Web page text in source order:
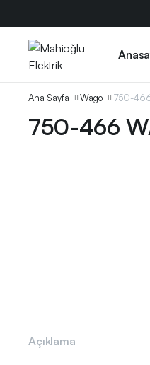
Ana Sayfa Wago 750-
750-466
Açıklama